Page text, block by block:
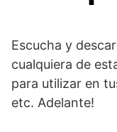
Escucha y
cualquiera de
para utilizar en
etc. Adelante!